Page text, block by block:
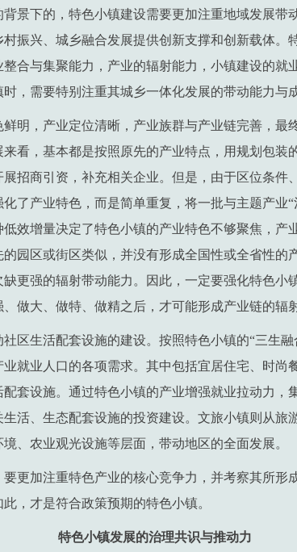
景下的，特色小镇建设需要更加注重地域发展带
振兴、城乡融合发展提供创新支撑和创新载体。
合与集聚能力，产业的辐射能力，小镇建设的就
，需要特别注重其城乡一体化发展的带动能力与
明，产业定位清晰，产业族群与产业链完善，最
看，基本都是按照原先的产业特点，用规划包装
招商引资，补充相关企业。但是，由于区位条件
了产业特色，而是简单重复，将一批与主题产业“
效增量决定了特色小镇的产业特色不够聚焦，产
园区或街区类似，并没有形成全国性或全省性的
更强的辐射带动能力。因此，一定要强化特色小
做大、做特、做精之后，才可能形成产业链的辐
区生活配套设施的建设。按照特色小镇的“三生
就业人口的各项需求。其中包括宜居住宅、时尚
套设施。通过特色小镇的产业增强就业拉动力，
活、生态配套设施的投资建设。文旅小镇则从旅
、农业观光设施等层面，带动地区的全面发展。
更加注重特色产业的核心竞争力，并考察其所形
，才是符合政策预期的特色小镇。
特色小镇发展的治理共识与推动力